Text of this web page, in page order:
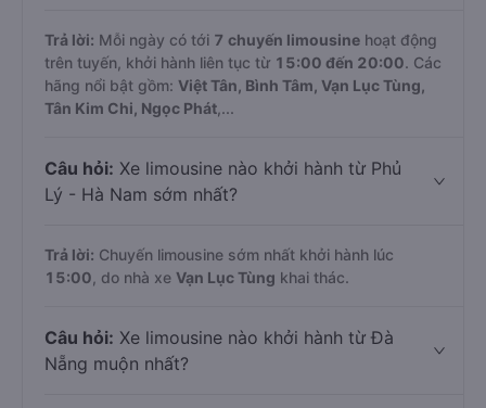
Trả lời: Mỗi ngày có tới 7 chuyến limousine hoạt động
trên tuyến, khởi hành liên tục từ 15:00 đến 20:00. Các
hãng nổi bật gồm: Việt Tân, Bình Tâm, Vạn Lục Tùng,
Tân Kim Chi, Ngọc Phát ,...
Câu hỏi: Xe limousine nào khởi hành từ Phủ
Lý - Hà Nam sớm nhất?
Trả lời: Chuyến limousine sớm nhất khởi hành lúc
15:00 , do nhà xe Vạn Lục Tùng khai thác.
Câu hỏi: Xe limousine nào khởi hành từ Đà
Nẵng muộn nhất?